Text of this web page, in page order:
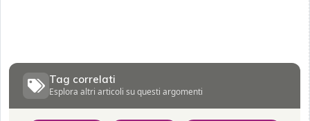
Tag correlati
Esplora altri articoli su questi argomenti